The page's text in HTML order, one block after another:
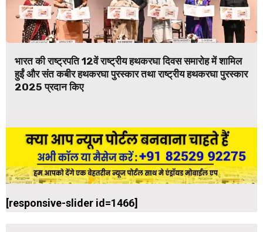
भारत की राष्ट्रपति 12वें राष्ट्रीय हथकरघा दिवस समारोह में शामिल
हुईं और संत कबीर हथकरघा पुरस्कार तथा राष्ट्रीय हथकरघा पुरस्कार
2025 प्रदान किए
[responsive-slider id=1466]